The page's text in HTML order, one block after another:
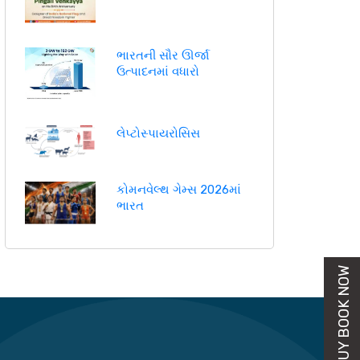
ભારતની સૌર ઊર્જા
ઉત્પાદનમાં વધારો
લેપ્ટોસ્પાયરોસિસ
કોમનવેલ્થ ગેમ્સ 2026માં
ભારત
BUY BOOK NOW